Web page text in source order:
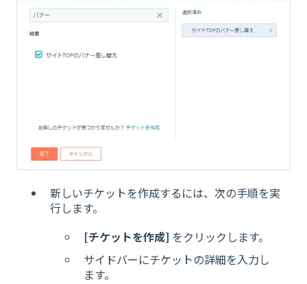
新しいチケットを作成するには、次の手順を実
行します。
[チケットを作成] をクリックします。
サイドバーにチケットの詳細を入力し
ます。